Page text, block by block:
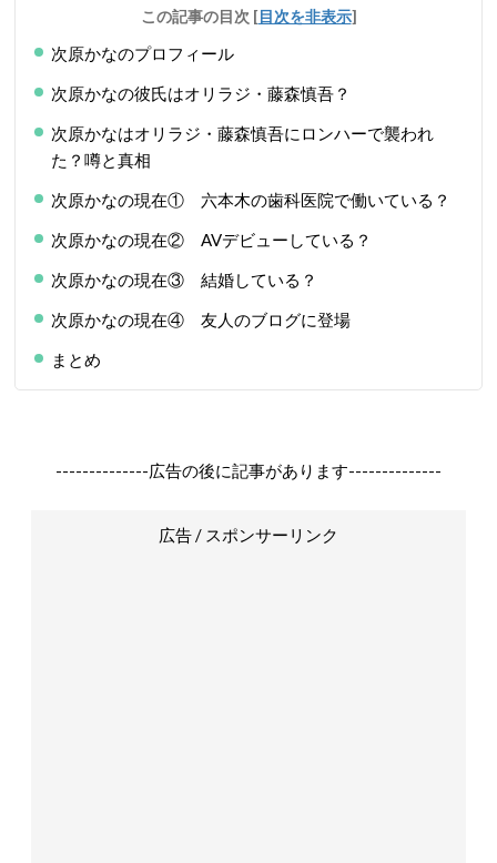
この記事の目次 [目次を非表示]
次原かなのプロフィール
次原かなの彼氏はオリラジ・藤森慎吾？
次原かなはオリラジ・藤森慎吾にロンハーで襲われ
た？噂と真相
次原かなの現在① 六本木の歯科医院で働いている？
次原かなの現在② AVデビューしている？
次原かなの現在③ 結婚している？
次原かなの現在④ 友人のブログに登場
まとめ
--------------広告の後に記事があります--------------
広告 / スポンサーリンク